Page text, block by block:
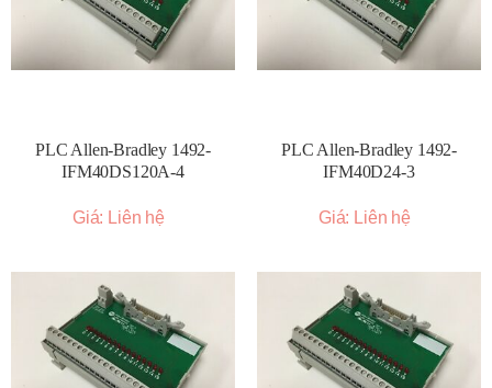
PLC Allen-Bradley 1492-
IFM40DS120A-4
Giá: Liên hệ
PLC Allen-Bradley 1492-
IFM40D24-3
Giá: Liên hệ